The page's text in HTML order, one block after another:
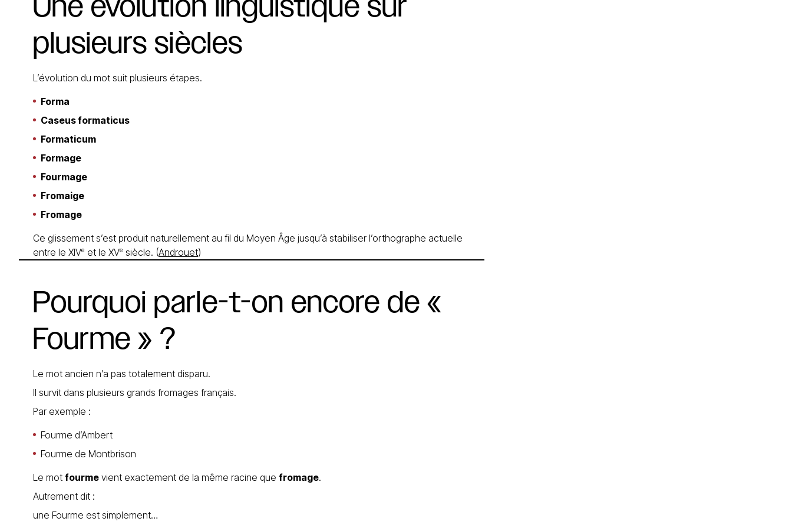
plusieurs siècles
L’évolution du mot suit plusieurs étapes.
Forma
Caseus formaticus
Formaticum
Formage
Fourmage
Fromaige
Fromage
Ce glissement s’est produit naturellement au fil du Moyen Âge jusqu’à stabiliser l’orthographe actuelle
entre le XIVᵉ et le XVᵉ siècle. (Androuet)
Pourquoi parle-t-on encore de «
Fourme » ?
Le mot ancien n’a pas totalement disparu.
Il survit dans plusieurs grands fromages français.
Par exemple :
Fourme d’Ambert
Fourme de Montbrison
Le mot fourme vient exactement de la même racine que fromage.
Autrement dit :
une Fourme est simplement…